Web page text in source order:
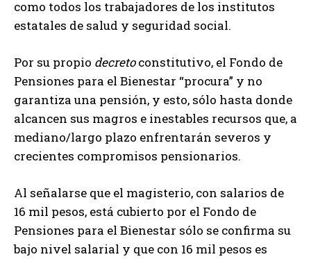
como todos los trabajadores de los institutos
estatales de salud y seguridad social.
Por su propio decretoconstitutivo, el Fondo de
Pensiones para el Bienestar “procura” y no
garantiza una pensión, y esto, sólo hasta donde
alcancen sus magros e inestables recursos que, a
mediano/largo plazo enfrentarán severos y
crecientes compromisos pensionarios.
Al señalarse que el magisterio, con salarios de
16 mil pesos, está cubierto por el Fondo de
Pensiones para el Bienestar sólo se confirma su
bajo nivel salarial y que con 16 mil pesos es